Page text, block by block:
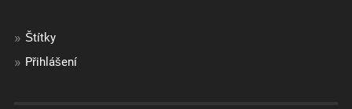
Štítky
Přihlášení